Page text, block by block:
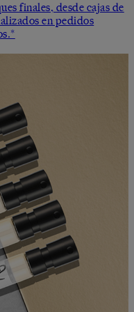
finales, desde cajas de
en pedidos